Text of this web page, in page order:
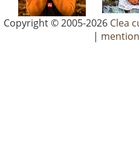
Copyright © 2005-2026 Clea
|